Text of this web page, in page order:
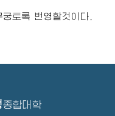
토록 번영할것이다.
종합대학